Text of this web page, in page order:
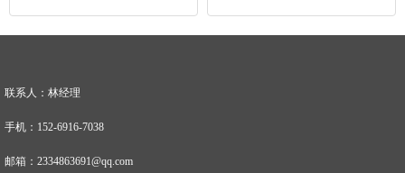
联系人：林经理
手机：152-6916-7038
邮箱：2334863691@qq.com